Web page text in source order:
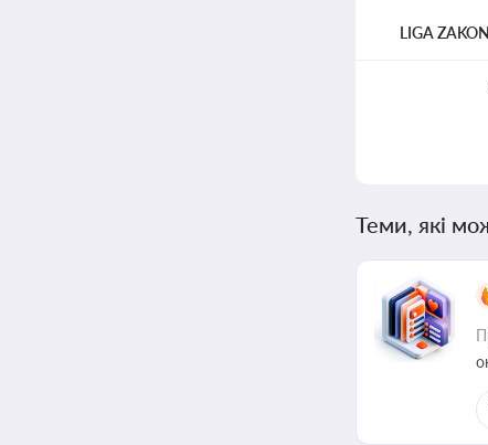
LIGA
Теми, які